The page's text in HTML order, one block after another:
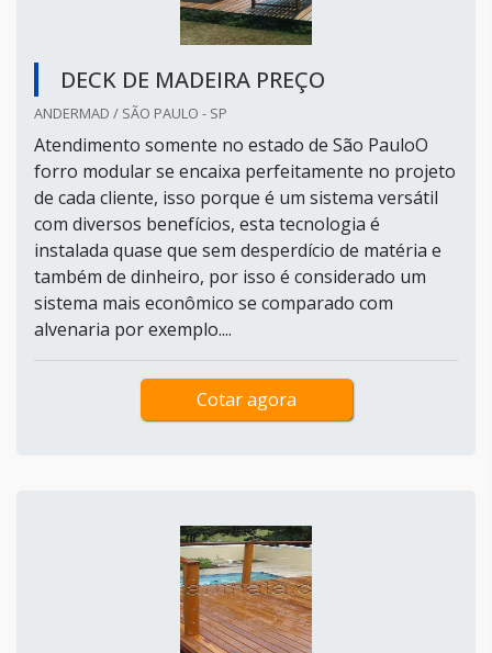
DECK DE MADEIRA PREÇO
ANDERMAD / SÃO PAULO - SP
Atendimento somente no estado de São PauloO
forro modular se encaixa perfeitamente no projeto
de cada cliente, isso porque é um sistema versátil
com diversos benefícios, esta tecnologia é
instalada quase que sem desperdício de matéria e
também de dinheiro, por isso é considerado um
sistema mais econômico se comparado com
alvenaria por exemplo....
Cotar agora